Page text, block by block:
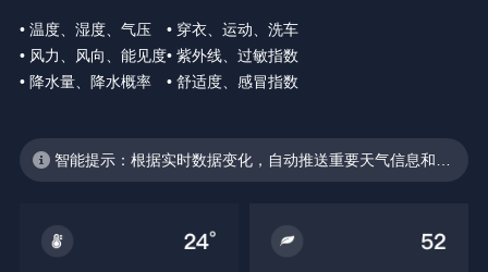
• 温度、湿度、气压
• 风力、风向、能见度
• 降水量、降水概率
• 穿衣、运动、洗车
• 紫外线、过敏指数
• 舒适度、感冒指数
智能提示：根据实时数据变化，自动推送重要天气信息和生